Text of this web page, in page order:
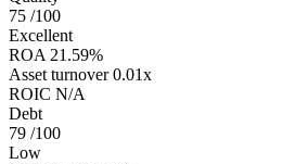
75 /100
Excellent
ROA 21.59%
Asset turnover 0.01x
ROIC N/A
Debt
79 /100
Low